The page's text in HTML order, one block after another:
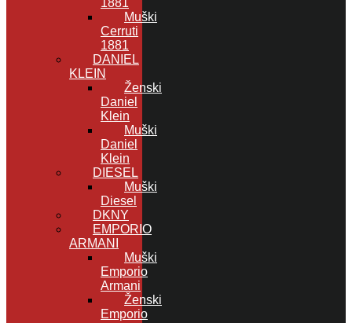
Muški
Cerruti
1881
DANIEL
KLEIN
Ženski
Daniel
Klein
Muški
Daniel
Klein
DIESEL
Muški
Diesel
DKNY
EMPORIO
ARMANI
Muški
Emporio
Armani
Ženski
Emporio